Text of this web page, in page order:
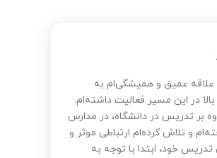
علاقه عمیق و همیشگی‌ام به
در این مسیر فعالیت داشته‌ام.
بر تدریس در دانشگاه، در مدارس
و تلاش کرده‌ام ارتباطی موثر و
تدریس خود، ابتدا با توجه به